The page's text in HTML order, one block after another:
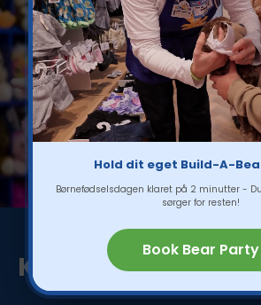
Hold dit eget Build-A-
Børnefødselsdagen klaret på 2 minutter -
sørger for resten!
Book Bear Party
Køb 2 minibeans for